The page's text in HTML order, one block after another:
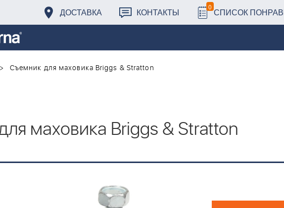
ДОСТАВКА КОНТАКТЫ 0 СПИСОК
Съемник для маховика Briggs & Stratton
маховика Briggs & Stratton